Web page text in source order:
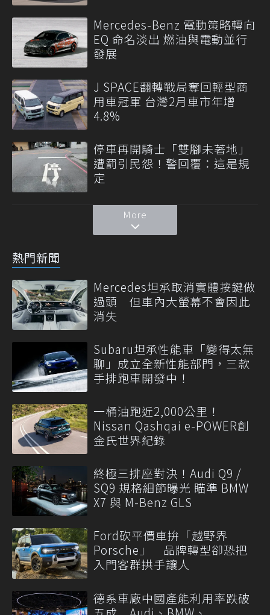
Mercedes-Benz 電動策略轉向
EQ 命名淡出 燃油與電動並行
發展
J SPACE翻轉戰局奪回輕型商
用車冠軍 台灣2月車市年增
4.8%
停車再開騎士「雙腳未著地」
遭罰引民怨！警回覆：這是規
定
More
熱門新聞
Mercedes坦承取消實體按鍵做
過頭 但車內大螢幕不會因此
消失
Subaru坦承性能車「變得太無
聊」成立全新性能部門，三款
手排跑車開發中！
一桶油跑近2,000公里！
Nissan Qashqai e-POWER創
金氏世界紀錄
終極三排座對決！Audi Q9 /
SQ9 規格細節曝光 瞄準 BMW
X7 與 M-Benz GLS
Ford砍平價車拚「越野界
Porsche」 品牌轉型卻恐把
入門客群拱手讓人
德系車廠中國產能利用率跌破